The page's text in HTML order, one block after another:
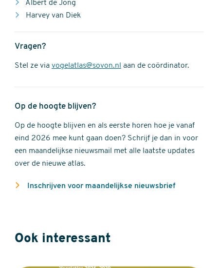
Albert de Jong
Harvey van Diek
Vragen?
Stel ze via vogelatlas@sovon.nl aan de coördinator.
Op de hoogte blijven?
Op de hoogte blijven en als eerste horen hoe je vanaf
eind 2026 mee kunt gaan doen? Schrijf je dan in voor
een maandelijkse nieuwsmail met alle laatste updates
over de nieuwe atlas.
Inschrijven voor maandelijkse nieuwsbrief
Ook interessant